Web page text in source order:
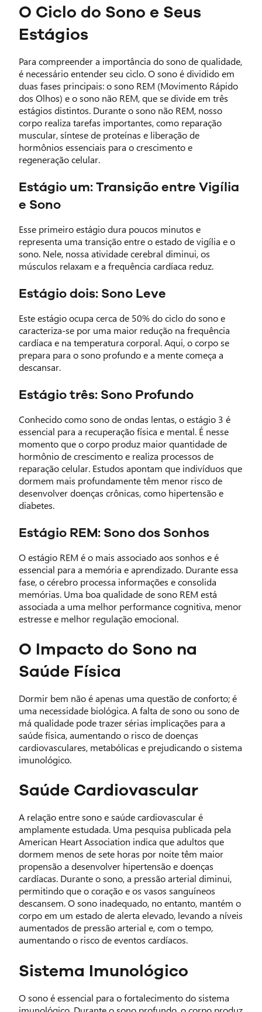
O Ciclo do Sono e Seus
Estágios
Para compreender a importância do sono de qualidade,
é necessário entender seu ciclo. O sono é dividido em
duas fases principais: o sono REM (Movimento Rápido
dos Olhos) e o sono não REM, que se divide em três
estágios distintos. Durante o sono não REM, nosso
corpo realiza tarefas importantes, como reparação
muscular, síntese de proteínas e liberação de
hormônios essenciais para o crescimento e
regeneração celular.
Estágio um: Transição entre Vigília
e Sono
Esse primeiro estágio dura poucos minutos e
representa uma transição entre o estado de vigília e o
sono. Nele, nossa atividade cerebral diminui, os
músculos relaxam e a frequência cardíaca reduz.
Estágio dois: Sono Leve
Este estágio ocupa cerca de 50% do ciclo do sono e
caracteriza-se por uma maior redução na frequência
cardíaca e na temperatura corporal. Aqui, o corpo se
prepara para o sono profundo e a mente começa a
descansar.
Estágio três: Sono Profundo
Conhecido como sono de ondas lentas, o estágio 3 é
essencial para a recuperação física e mental. É nesse
momento que o corpo produz maior quantidade de
hormônio de crescimento e realiza processos de
reparação celular. Estudos apontam que indivíduos que
dormem mais profundamente têm menor risco de
desenvolver doenças crônicas, como hipertensão e
diabetes.
Estágio REM: Sono dos Sonhos
O estágio REM é o mais associado aos sonhos e é
essencial para a memória e aprendizado. Durante essa
fase, o cérebro processa informações e consolida
memórias. Uma boa qualidade de sono REM está
associada a uma melhor performance cognitiva, menor
estresse e melhor regulação emocional.
O Impacto do Sono na
Saúde Física
Dormir bem não é apenas uma questão de conforto; é
uma necessidade biológica. A falta de sono ou sono de
má qualidade pode trazer sérias implicações para a
saúde física, aumentando o risco de doenças
cardiovasculares, metabólicas e prejudicando o sistema
imunológico.
Saúde Cardiovascular
A relação entre sono e saúde cardiovascular é
amplamente estudada. Uma pesquisa publicada pela
American Heart Association indica que adultos que
dormem menos de sete horas por noite têm maior
propensão a desenvolver hipertensão e doenças
cardíacas. Durante o sono, a pressão arterial diminui,
permitindo que o coração e os vasos sanguíneos
descansem. O sono inadequado, no entanto, mantém o
corpo em um estado de alerta elevado, levando a níveis
aumentados de pressão arterial e, com o tempo,
aumentando o risco de eventos cardíacos.
Sistema Imunológico
O sono é essencial para o fortalecimento do sistema